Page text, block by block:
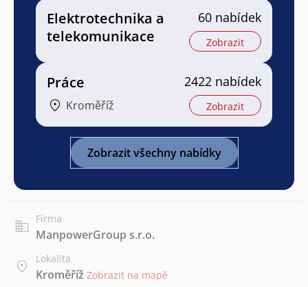
Elektrotechnika a
telekomunikace
60 nabídek
Zobrazit
Práce
Kroměříž
2422 nabídek
Zobrazit
Zobrazit všechny nabídky
Firma
ManpowerGroup s.r.o.
Lokalita
Kroměříž Zobrazit na mapě